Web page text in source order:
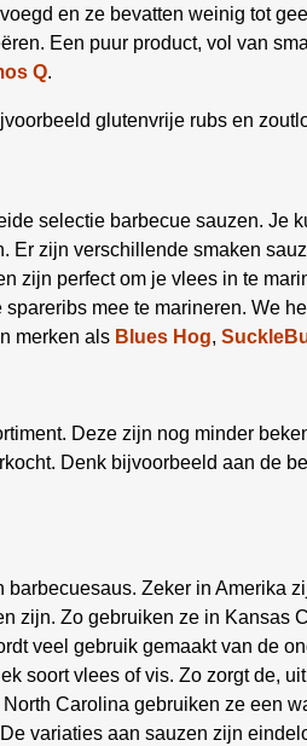
en ze bevatten weinig tot
Een puur product, vol van
Q.
glutenvrije rubs en
selectie barbecue sauzen. Je
zijn verschillende smaken
zijn perfect om je vlees in te
mee te marineren. We
merken als Blues Hog,
Deze zijn nog minder
Denk bijvoorbeeld aan de
Zeker in Amerika
zijn. Zo gebruiken ze in Kansas
veel gebruik gemaakt van de
soort vlees of vis. Zo zorgt de,
Carolina gebruiken ze een
variaties aan sauzen zijn